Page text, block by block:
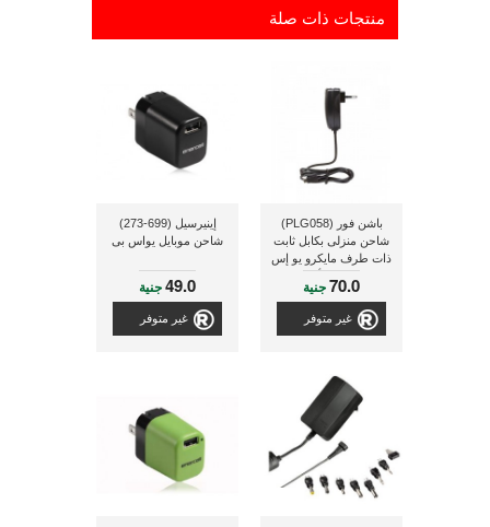
منتجات ذات صلة
باشن فور (PLG058)
شاحن منزلى بكابل ثابت
ذات طرف مايكرو يو إس
بى و بقدرة 1 أمبير و ذو
لون أسود
70.0جنية
غير متوفر
إينيرسيل (699-273)
شاحن موبايل يواس بى
49.0جنية
غير متوفر